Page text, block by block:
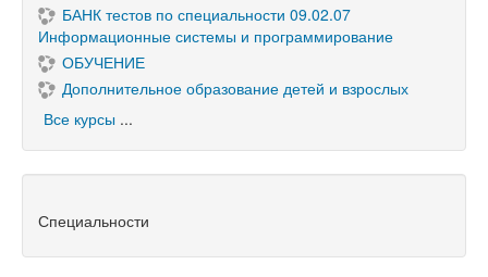
БАНК тестов по специальности 09.02.07
Информационные системы и программирование
ОБУЧЕНИЕ
Дополнительное образование детей и взрослых
Все курсы ...
Специальности